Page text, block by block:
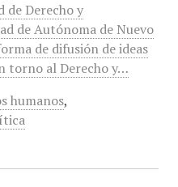
de Derecho y
de Autónoma de Nuevo
de difusión de ideas
torno al Derecho y…
humanos,